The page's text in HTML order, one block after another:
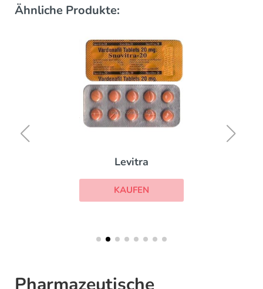
Ähnliche Produkte:
Levitra
KAUFEN